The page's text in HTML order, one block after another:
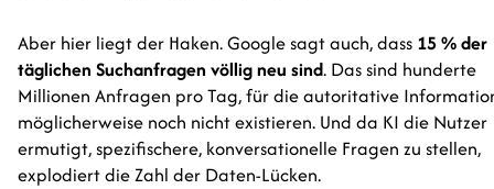
Aber hier liegt der Haken. Google sagt auch, dass 15 % der
täglichen Suchanfragen völlig neu sind. Das sind hunderte
Millionen Anfragen pro Tag, für die autoritative
möglicherweise noch nicht existieren. Und da KI die Nutzer
ermutigt, spezifischere, konversationelle Fragen zu stellen,
explodiert die Zahl der Daten-Lücken.